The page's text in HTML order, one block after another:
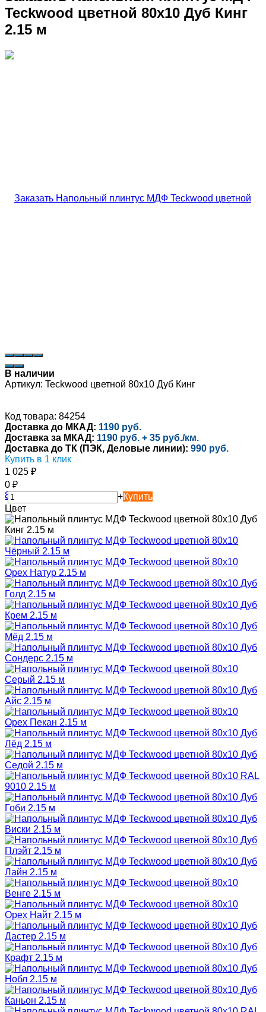
Teckwood цветной 80х10 Дуб Кинг
2.15 м
В наличии
Артикул: Teckwood цветной 80х10 Дуб Кинг
Код товара: 84254
Доставка до МКАД: 1190 руб.
Доставка за МКАД: 1190 руб. + 35 руб./км.
Доставка до ТК (ПЭК, Деловые линии): 990 руб.
Купить в 1 клик
1 025 ₽
0 ₽
-
+Купить
Цвет